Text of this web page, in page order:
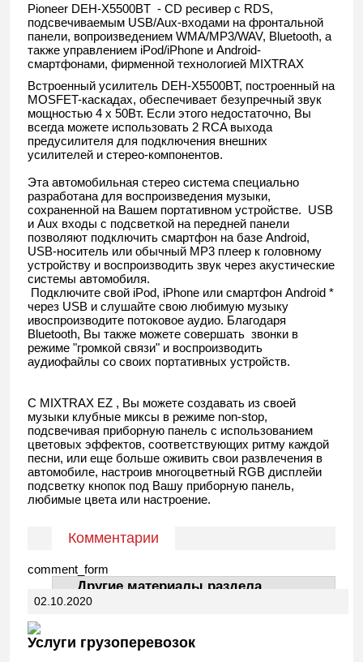
Pioneer DEH-X5500BT - CD ресивер с RDS,
подсвечиваемым USB/Aux-входами на фронтальной
панели, вопроизведением WMA/MP3/WAV, Bluetooth, а
также управлением iPod/iPhone и Android-
смартфонами, фирменной технологией MIXTRAX
Встроенный усилитель DEH-X5500BT, построенный на
MOSFET-каскадах, обеспечивает безупречный звук
мощностью 4 x 50Вт. Если этого недостаточно, Вы
всегда можете использовать 2 RCA выхода
предусилителя для подключения внешних
усилителей и стерео-компонентов.
Эта автомобильная стерео система специально
разработана для воспроизведения музыки,
сохраненной на Вашем портативном устройстве. USB
и Aux входы с подсветкой на передней панели
позволяют подключить смартфон на базе Android,
USB-носитель или обычный MP3 плеер к головному
устройству и воспроизводить звук через акустические
системы автомобиля.
Подключите свой iPod, iPhone или смартфон Android *
через USB и слушайте свою любимую музыку
ивоспроизводите потоковое аудио. Благодаря
Bluetooth, Вы также можете совершать звонки в
режиме "громкой связи" и воспроизводить
аудиофайлы со своих портативных устройств.
С MIXTRAX EZ , Вы можете создавать из своей
музыки клубные миксы в режиме non-stop,
подсвечивая приборную панель с использованием
цветовых эффектов, соответствующих ритму каждой
песни, или еще больше оживить свои развлечения в
автомобиле, настроив многоцветный RGB дисплейи
подсветку кнопок под Вашу приборную панель,
любимые цвета или настроение.
Комментарии
comment_form
Другие материалы раздела
АвтоДела
02.10.2020
Услуги грузоперевозок